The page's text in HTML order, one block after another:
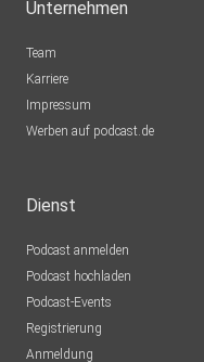
Unternehmen
Team
Karriere
Impressum
Werben auf podcast.de
Dienst
Podcast anmelden
Podcast hochladen
Podcast-Events
Registrierung
Anmeldung